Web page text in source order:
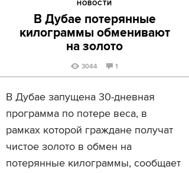
НОВОСТИ
В Дубае потерянные
килограммы обменивают
на золото
3044 1
В Дубае запущена 30-дневная
программа по потере веса, в
рамках которой граждане получат
чистое золото в обмен на
потерянные килограммы, сообщает